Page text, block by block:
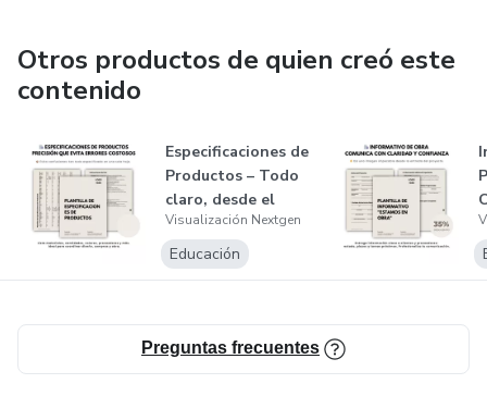
Otros productos de quien creó este
contenido
Especificaciones de
Productos – Todo
claro, desde el
inicio
Visualización Nextgen
Educación
Preguntas frecuentes